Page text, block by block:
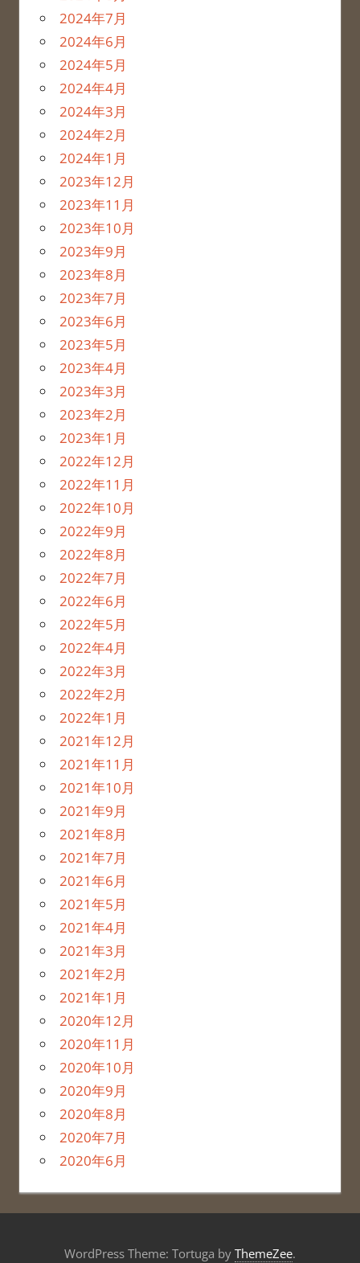
2024年7月
2024年6月
2024年5月
2024年4月
2024年3月
2024年2月
2024年1月
2023年12月
2023年11月
2023年10月
2023年9月
2023年8月
2023年7月
2023年6月
2023年5月
2023年4月
2023年3月
2023年2月
2023年1月
2022年12月
2022年11月
2022年10月
2022年9月
2022年8月
2022年7月
2022年6月
2022年5月
2022年4月
2022年3月
2022年2月
2022年1月
2021年12月
2021年11月
2021年10月
2021年9月
2021年8月
2021年7月
2021年6月
2021年5月
2021年4月
2021年3月
2021年2月
2021年1月
2020年12月
2020年11月
2020年10月
2020年9月
2020年8月
2020年7月
2020年6月
WordPress Theme: Tortuga by ThemeZee.